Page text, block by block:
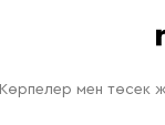
Көрпелер мен төсек